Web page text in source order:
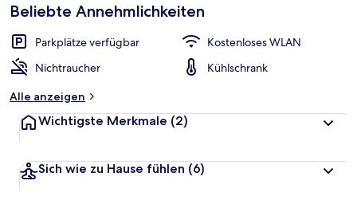
Comfort-Zelt | Bettwäsche aus
Beliebte Annehmlichkeiten
Parkplätze verfügbar
Kostenloses WLAN
Nichtraucher
Kühlschrank
Alle anzeigen
Wichtigste Merkmale (2)
Sich wie zu Hause fühlen (6)